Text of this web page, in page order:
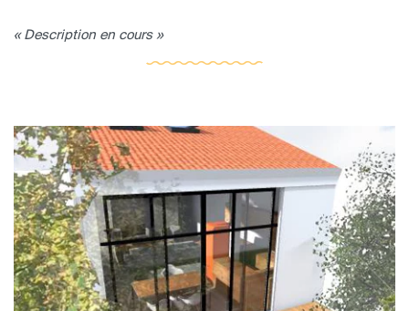
« Description en cours »